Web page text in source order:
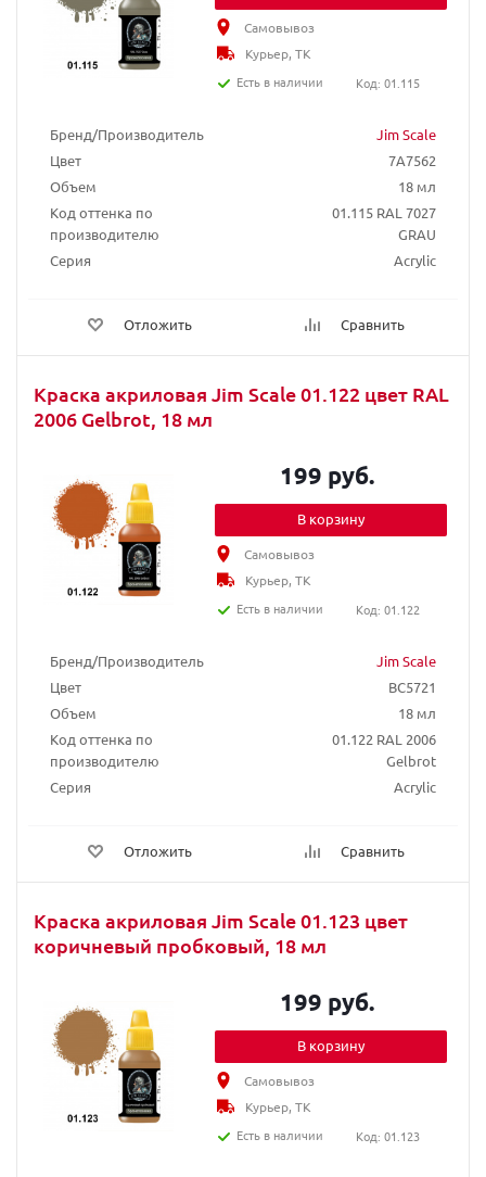
Бренд/Производитель
Jim Scale
Цвет
7A7562
Объем
18 мл
Код оттенка по
производителю
01.115 RAL 7027
GRAU
Серия
Acrylic
Отложить Сравнить
Самовывоз
Курьер, ТК
Есть в наличии
Код: 01.115
Краска акриловая Jim Scale 01.122 цвет RAL
2006 Gelbrot, 18 мл
Бренд/Производитель
Jim Scale
Цвет
BC5721
Объем
18 мл
Код оттенка по
производителю
01.122 RAL 2006
Gelbrot
Серия
Acrylic
Отложить Сравнить
199 руб.
В корзину
Самовывоз
Курьер, ТК
Есть в наличии
Код: 01.122
Краска акриловая Jim Scale 01.123 цвет
коричневый пробковый, 18 мл
199 руб.
В корзину
Самовывоз
Курьер, ТК
Есть в наличии
Код: 01.123